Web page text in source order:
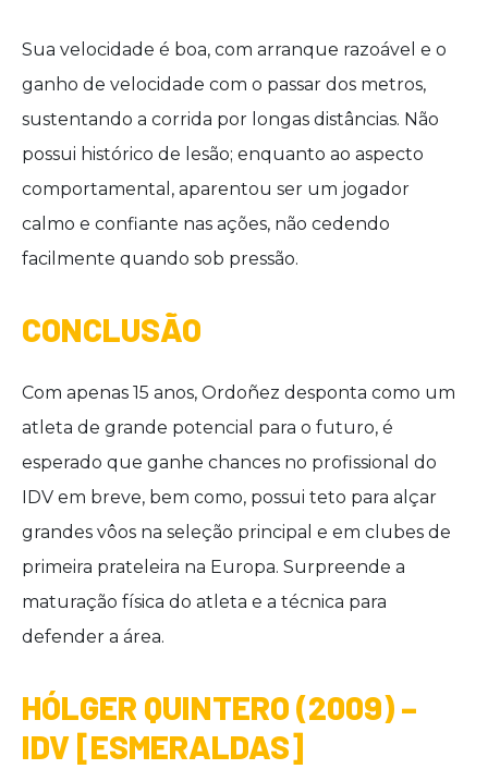
Sua velocidade é boa, com arranque razoável e o
ganho de velocidade com o passar dos metros,
sustentando a corrida por longas distâncias. Não
possui histórico de lesão; enquanto ao aspecto
comportamental, aparentou ser um jogador
calmo e confiante nas ações, não cedendo
facilmente quando sob pressão.
CONCLUSÃO
Com apenas 15 anos, Ordoñez desponta como um
atleta de grande potencial para o futuro, é
esperado que ganhe chances no profissional do
IDV em breve, bem como, possui teto para alçar
grandes vôos na seleção principal e em clubes de
primeira prateleira na Europa. Surpreende a
maturação física do atleta e a técnica para
defender a área.
HÓLGER QUINTERO (2009) –
IDV [ESMERALDAS]